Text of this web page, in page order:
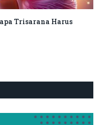
Trisarana Harus